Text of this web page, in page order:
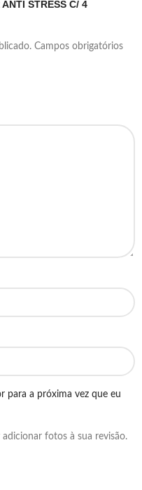
STRESS C/ 4
Campos obrigatórios
para a próxima vez que eu
fotos à sua revisão.